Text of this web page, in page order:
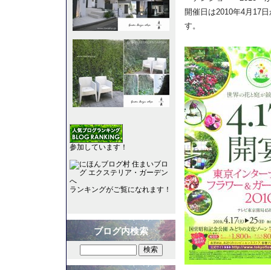
開催日は2010年4月17
す。
参加しています！
ランキングがご覧になれます！
ブログ内検索